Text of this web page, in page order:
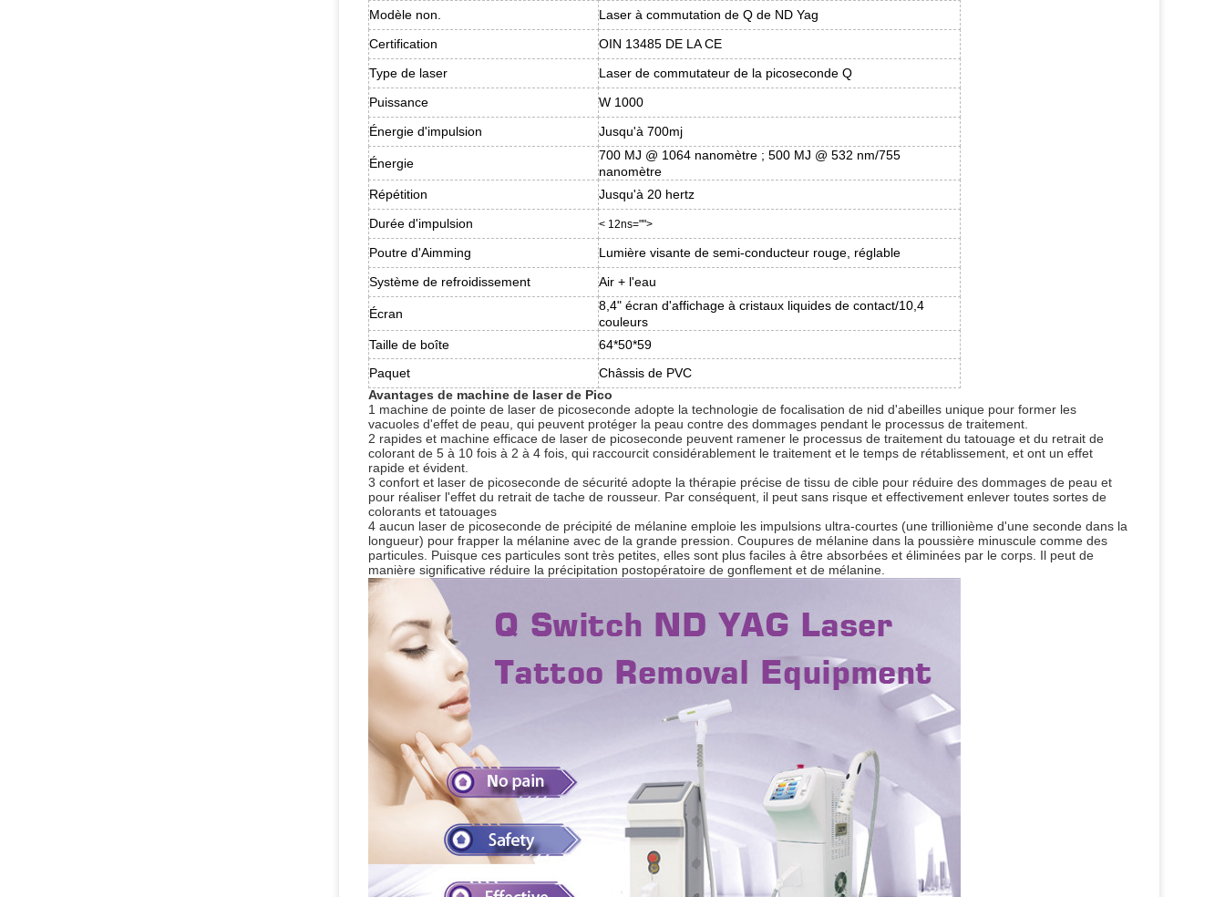
Modèle non.
Laser à commutation de Q de ND Yag
Certification
OIN 13485 DE LA CE
Type de laser
Laser de commutateur de la picoseconde Q
Puissance
W 1000
Énergie d'impulsion
Jusqu'à 700mj
Énergie
700 MJ @ 1064 nanomètre ; 500 MJ @ 532 nm/755
nanomètre
Répétition
Jusqu'à 20 hertz
Durée d'impulsion
< 12ns="">
Poutre d'Aimming
Lumière visante de semi-conducteur rouge, réglable
Système de refroidissement
Air + l'eau
Écran
8,4" écran d'affichage à cristaux liquides de contact/10,4
couleurs
Taille de boîte
64*50*59
Paquet
Châssis de PVC
Avantages de machine de laser de Pico
1 machine de pointe de laser de picoseconde adopte la technologie de focalisation de nid d'abeilles unique pour former les
vacuoles d'effet de peau, qui peuvent protéger la peau contre des dommages pendant le processus de traitement.
2 rapides et machine efficace de laser de picoseconde peuvent ramener le processus de traitement du tatouage et du retrait de
colorant de 5 à 10 fois à 2 à 4 fois, qui raccourcit considérablement le traitement et le temps de rétablissement, et ont un effet
rapide et évident.
3 confort et laser de picoseconde de sécurité adopte la thérapie précise de tissu de cible pour réduire des dommages de peau et
pour réaliser l'effet du retrait de tache de rousseur. Par conséquent, il peut sans risque et effectivement enlever toutes sortes de
colorants et tatouages
4 aucun laser de picoseconde de précipité de mélanine emploie les impulsions ultra-courtes (une trillionième d'une seconde dans la
longueur) pour frapper la mélanine avec de la grande pression. Coupures de mélanine dans la poussière minuscule comme des
particules. Puisque ces particules sont très petites, elles sont plus faciles à être absorbées et éliminées par le corps. Il peut de
manière significative réduire la précipitation postopératoire de gonflement et de mélanine.